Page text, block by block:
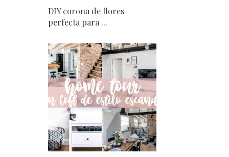
DIY corona de flores
perfecta para ...